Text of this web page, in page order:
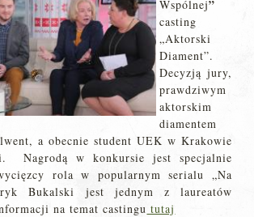
Wspólnej”
casting
„Aktorski
Diament”.
Decyzją jury,
prawdziwym
aktorskim
diamentem
a obecnie student UEK w Krakowie
Nagrodą w konkursie jest specjalnie
rola w popularnym serialu „Na
Bukalski jest jednym z laureatów
na temat castingu tutaj